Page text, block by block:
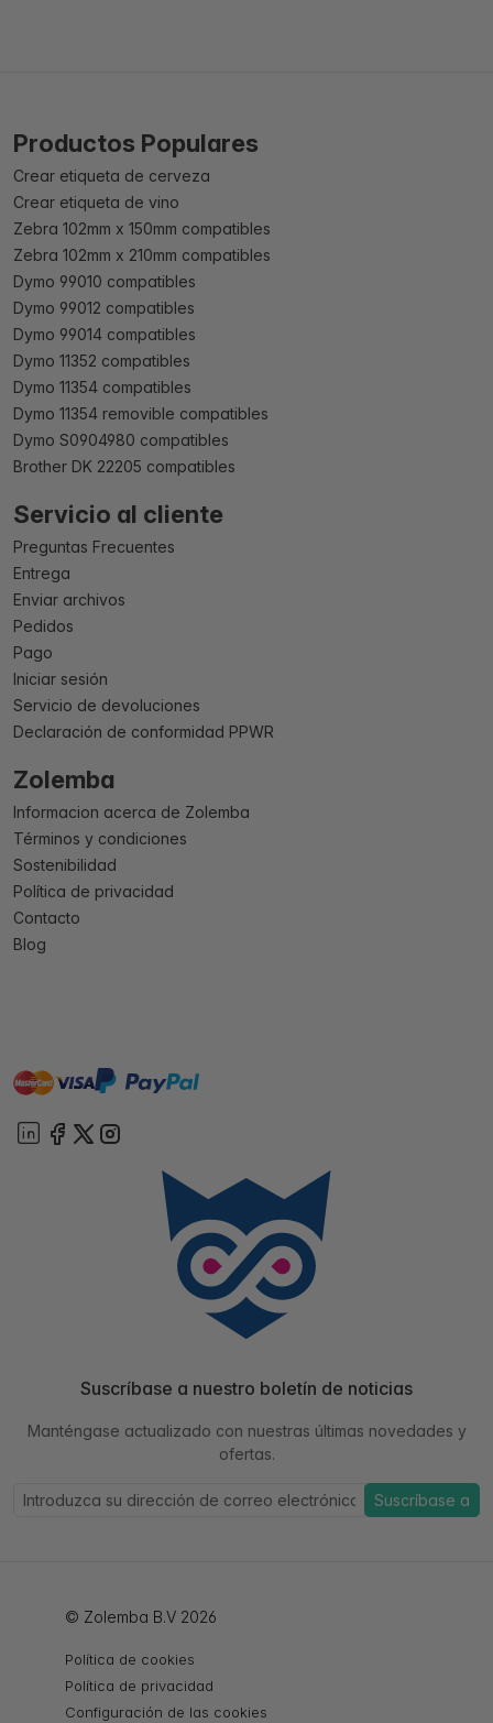
Productos Populares
Crear etiqueta de cerveza
Crear etiqueta de vino
Zebra 102mm x 150mm compatibles
Zebra 102mm x 210mm compatibles
Dymo 99010 compatibles
Dymo 99012 compatibles
Dymo 99014 compatibles
Dymo 11352 compatibles
Dymo 11354 compatibles
Dymo 11354 removible compatibles
Dymo S0904980 compatibles
Brother DK 22205 compatibles
Servicio al cliente
Preguntas Frecuentes
Entrega
Enviar archivos
Pedidos
Pago
Iniciar sesión
Servicio de devoluciones
Declaración de conformidad PPWR
Zolemba
Informacion acerca de Zolemba
Términos y condiciones
Sostenibilidad
Política de privacidad
Contacto
Blog
mastervisa paypal
Suscríbase a nuestro boletín de noticias
Manténgase actualizado con nuestras últimas novedades y
ofertas.
Suscríbase a
© Zolemba B.V 2026
Política de cookies
Política de privacidad
Configuración de las cookies